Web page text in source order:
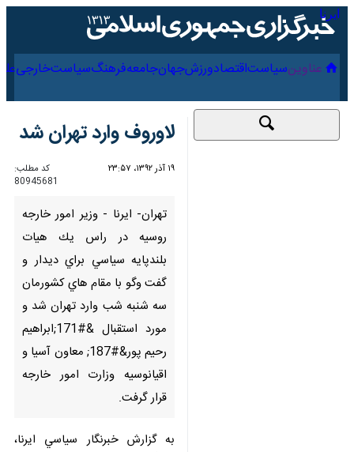
عناوین‌ سیاست اقتصاد ورزش جهان جامعه فرهنگ
لاوروف وارد تهران شد
کد مطلب:
80945681
تهران- ايرنا - وزير امور خارجه
روسيه در راس يك هيات بلندپايه
سياسي براي ديدار و گفت وگو با
مقام هاي كشورمان سه شنبه شب
وارد تهران شد و مورد استقبال